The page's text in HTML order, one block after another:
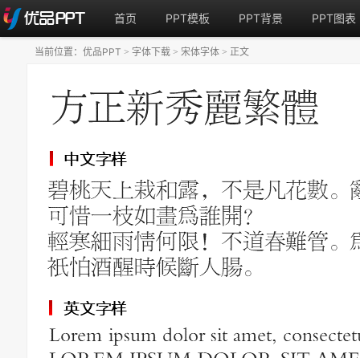
首页 PPT模板 PPT背景 PPT图表
当前位置： 优品PPT > 字体下载 > 宋体字体 > 正文